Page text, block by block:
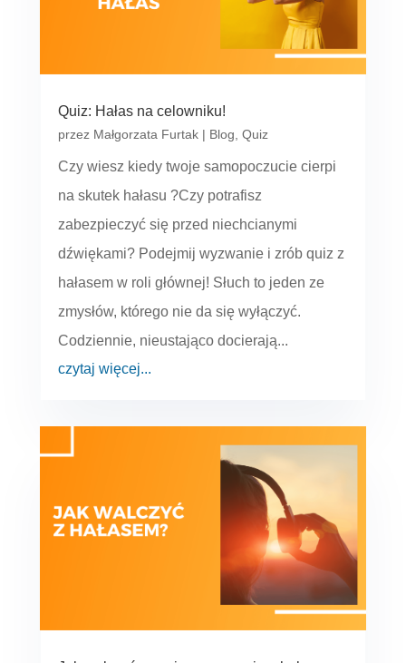
Quiz: Hałas na celowniku!
przez Małgorzata Furtak| Blog Quiz
Czy wiesz kiedy twoje samopoczucie cierpi
na skutek hałasu ?Czy potrafisz
zabezpieczyć się przed niechcianymi
dźwiękami? Podejmij wyzwanie i zrób quiz z
hałasem w roli głównej! Słuch to jeden ze
zmysłów, którego nie da się wyłączyć.
Codziennie, nieustająco docierają...
czytaj więcej...